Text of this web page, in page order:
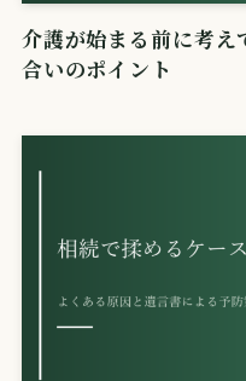
介護が始まる前に考
合いのポイント